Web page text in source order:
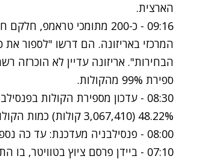
הארצית.
09:16 -
כ-200 מתומכי טראמפ,
המרכזי באריזונה. הם דרשו "לספור
הבחירות". אריזונה עדיין לא הוכרזה
ספירת 99% מהקולות.
48.22% (3,067,410 קולות) כמות הקולות שנספרו: בין 91%-99%.
08:00 - פנסילבניה מעדכנת:
עד כה נספרו 71%
07:10 -
ביידן פרסם ציוץ בטוויטר,